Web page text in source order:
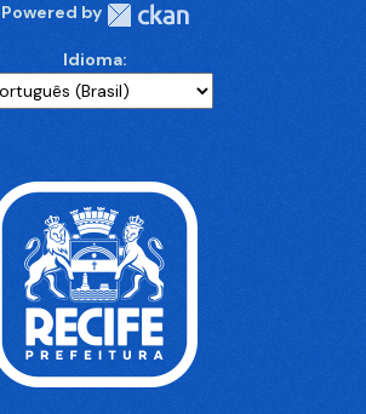
Powered by
Idioma